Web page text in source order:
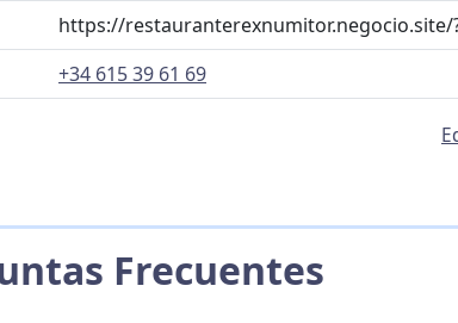
https://restauranterexnumitor.negocio.site/
+34 615 39 61 69
Frecuentes